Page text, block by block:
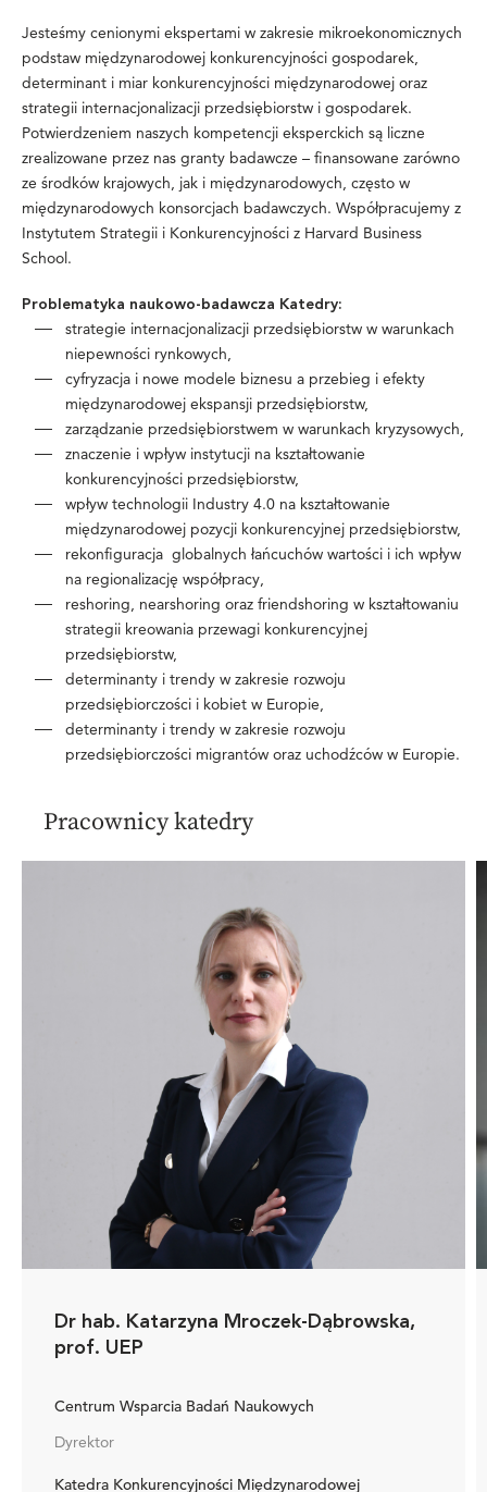
Jesteśmy cenionymi ekspertami w zakresie mikroekonomicznych
podstaw międzynarodowej konkurencyjności gospodarek,
determinant i miar konkurencyjności międzynarodowej oraz
strategii internacjonalizacji przedsiębiorstw i gospodarek.
Potwierdzeniem naszych kompetencji eksperckich są liczne
zrealizowane przez nas granty badawcze – finansowane zarówno
ze środków krajowych, jak i międzynarodowych, często w
międzynarodowych konsorcjach badawczych. Współpracujemy z
Instytutem Strategii i Konkurencyjności z Harvard Business
School.
Problematyka naukowo-badawcza Katedry:
strategie internacjonalizacji przedsiębiorstw w warunkach
niepewności rynkowych,
cyfryzacja i nowe modele biznesu a przebieg i efekty
międzynarodowej ekspansji przedsiębiorstw,
zarządzanie przedsiębiorstwem w warunkach kryzysowych,
znaczenie i wpływ instytucji na kształtowanie
konkurencyjności przedsiębiorstw,
wpływ technologii Industry 4.0 na kształtowanie
międzynarodowej pozycji konkurencyjnej przedsiębiorstw,
rekonfiguracja globalnych łańcuchów wartości i ich wpływ
na regionalizację współpracy,
reshoring, nearshoring oraz friendshoring w kształtowaniu
strategii kreowania przewagi konkurencyjnej
przedsiębiorstw,
determinanty i trendy w zakresie rozwoju
przedsiębiorczości i kobiet w Europie,
determinanty i trendy w zakresie rozwoju
przedsiębiorczości migrantów oraz uchodźców w Europie.
Pracownicy katedry
Dr hab. Katarzyna Mroczek-Dąbrowska,
prof. UEP
Centrum Wsparcia Badań Naukowych
Dyrektor
Katedra Konkurencyjności Międzynarodowej